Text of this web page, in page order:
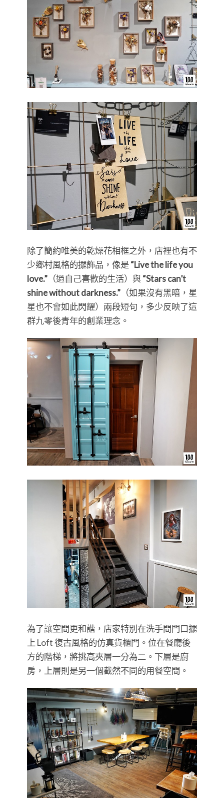
除了簡約唯美的乾燥花相框之外，店裡也有不
少鄉村風格的擺飾品，像是“Live the life you
love.” （過自己喜歡的生活）與“Stars can’t
shine without darkness.” （如果沒有黑暗，星
星也不會如此閃耀）兩段短句，多少反映了這
群九零後青年的創業理念。
為了讓空間更和諧，店家特別在洗手間門口擺
上 Loft 復古風格的仿真貨櫃門。位在餐廳後
方的階梯，將挑高夾層一分為二。下層是廚
房，上層則是另一個截然不同的用餐空間。